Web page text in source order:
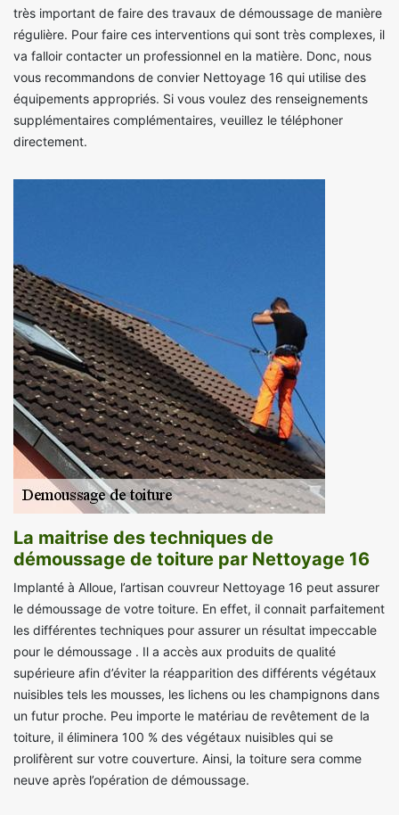
très important de faire des travaux de démoussage de manière
régulière. Pour faire ces interventions qui sont très complexes, il
va falloir contacter un professionnel en la matière. Donc, nous
vous recommandons de convier Nettoyage 16 qui utilise des
équipements appropriés. Si vous voulez des renseignements
supplémentaires complémentaires, veuillez le téléphoner
directement.
La maitrise des techniques de
démoussage de toiture par Nettoyage 16
Implanté à Alloue, l’artisan couvreur Nettoyage 16 peut assurer
le démoussage de votre toiture. En effet, il connait parfaitement
les différentes techniques pour assurer un résultat impeccable
pour le démoussage . Il a accès aux produits de qualité
supérieure afin d’éviter la réapparition des différents végétaux
nuisibles tels les mousses, les lichens ou les champignons dans
un futur proche. Peu importe le matériau de revêtement de la
toiture, il éliminera 100 % des végétaux nuisibles qui se
prolifèrent sur votre couverture. Ainsi, la toiture sera comme
neuve après l’opération de démoussage.